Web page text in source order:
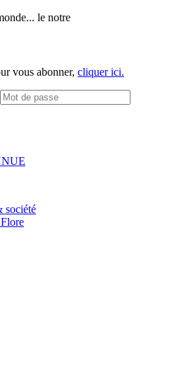
le notre
vous abonner, cliquer ici.
société